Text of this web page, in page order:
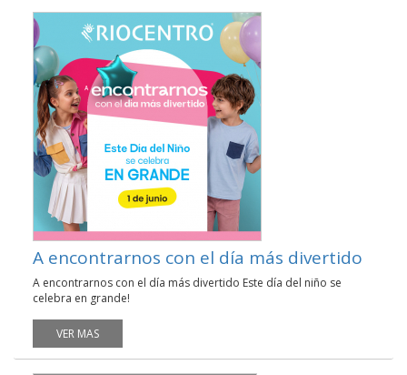
A encontrarnos con el día más divertido
A encontrarnos con el día más divertido Este día del niño se
celebra en grande!
VER MAS